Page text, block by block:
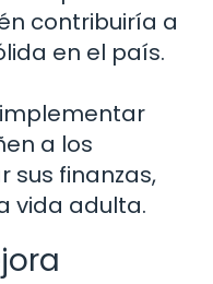
contribuiría a
en el país.
a los
sus finanzas,
vida adulta.